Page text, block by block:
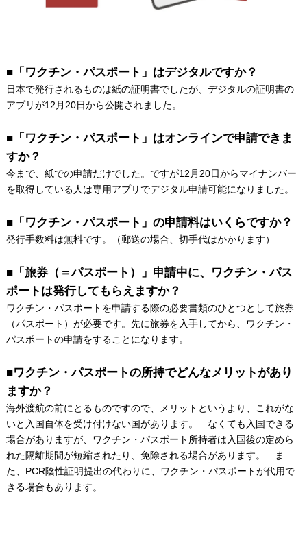
■「ワクチン・パスポート」はデジタルですか？
日本で発行されるものは紙の証明書でしたが、デジタルの証明書の
アプリが12月20日から公開されました。
■「ワクチン・パスポート」はオンラインで申請できま
すか？
今まで、紙での申請だけでした。ですが12月20日からマイナンバー
を取得している人は専用アプリでデジタル申請可能になりました。
■「ワクチン・パスポート」の申請料はいくらですか？
発行手数料は無料です。（郵送の場合、切手代はかかります）
■「旅券（＝パスポート）」申請中に、ワクチン・パス
ポートは発行してもらえますか？
ワクチン・パスポートを申請する際の必要書類のひとつとして旅券
（パスポート）が必要です。先に旅券を入手してから、ワクチン・
パスポートの申請をすることになります。
■ワクチン・パスポートの所持でどんなメリットがあり
ますか？
海外渡航の前にとるものですので、メリットというより、これがな
いと入国自体を受け付けない国があります。 なくても入国できる
場合がありますが、ワクチン・パスポート所持者は入国後の定めら
れた隔離期間が短縮されたり、免除される場合があります。 ま
た、PCR陰性証明提出の代わりに、ワクチン・パスポートが代用で
きる場合もあります。